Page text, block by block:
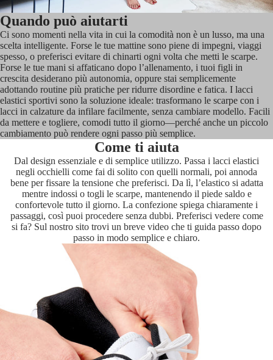
Quando può aiutarti
Ci sono momenti nella vita in cui la comodità non è un lusso, ma una
scelta intelligente. Forse le tue mattine sono piene di impegni, viaggi
spesso, o preferisci evitare di chinarti ogni volta che metti le scarpe.
Forse le tue mani si affaticano dopo l’allenamento, i tuoi figli in
crescita desiderano più autonomia, oppure stai semplicemente
adottando routine più pratiche per ridurre disordine e fatica. I lacci
elastici sportivi sono la soluzione ideale: trasformano le scarpe con i
lacci in calzature da infilare facilmente, senza cambiare modello. Facili
da mettere e togliere, comodi tutto il giorno—perché anche un piccolo
cambiamento può rendere ogni passo più semplice.
Come ti aiuta
Dal design essenziale e di semplice utilizzo. Passa i lacci elastici
negli occhielli come fai di solito con quelli normali, poi annoda
bene per fissare la tensione che preferisci. Da lì, l’elastico si adatta
mentre indossi o togli le scarpe, mantenendo il piede saldo e
confortevole tutto il giorno. La confezione spiega chiaramente i
passaggi, così puoi procedere senza dubbi. Preferisci vedere come
si fa? Sul nostro sito trovi un breve video che ti guida passo dopo
passo in modo semplice e chiaro.